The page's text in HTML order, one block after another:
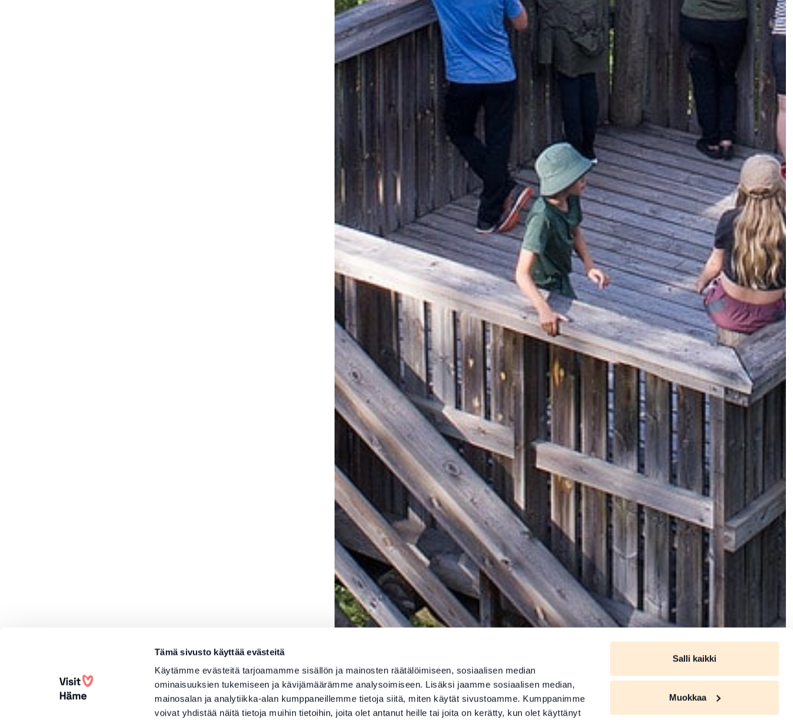
Tämä sivusto käyttää evästeitä
Käytämme evästeitä tarjoamamme sisällön ja mainosten räätälöimiseen, sosiaalisen median
ominaisuuksien tukemiseen ja kävijämäärämme analysoimiseen. Lisäksi jaamme sosiaalisen median,
mainosalan ja analytiikka-alan kumppaneillemme tietoja siitä, miten käytät sivustoamme. Kumppanimme
voivat yhdistää näitä tietoja muihin tietoihin, joita olet antanut heille tai joita on kerätty, kun olet käyttänyt
Salli kaikki
Muokkaa